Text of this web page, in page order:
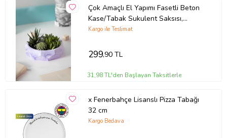
Çok Amaçlı El Yapımı Fasetli Beton
Kase/Tabak Sukulent Saksısı,
Meyvelik ve Dekoratif Sunum Tabağı
Kargo ile Teslimat
299,90 TL
31,98 TL'den Başlayan Taksitlerle
x Fenerbahçe Lisanslı Pizza Tabağı
32 cm
Kargo Bedava